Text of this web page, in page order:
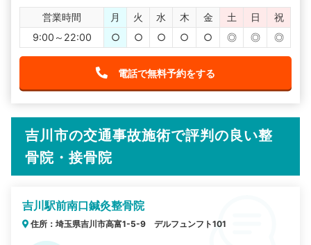
営業時間 月 火 水 木 金 土 日
祝
9:00～22:00
○ ○ ○ ○ ○ ◎ ◎ ◎
電話で無料予約をする
吉川市の交通事故施術で評判の良い整
骨院・接骨院
吉川駅前南口鍼灸整骨院
住所：埼玉県吉川市高富1-5-9 デルフュンフト101